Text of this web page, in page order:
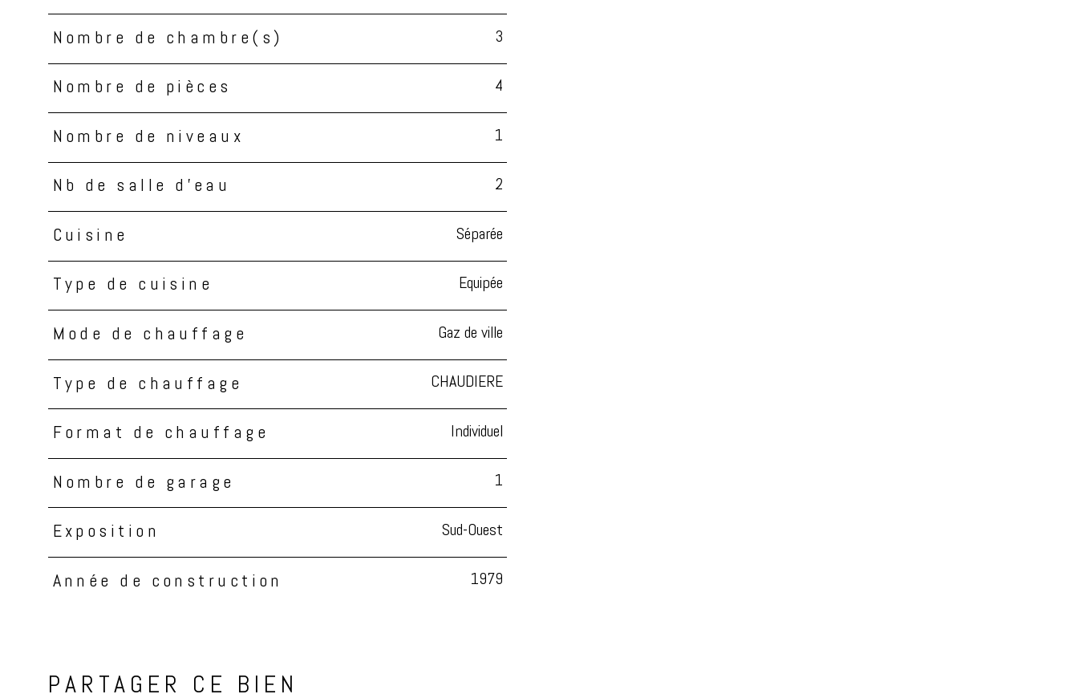
Nombre de chambre(s) 3
Nombre de pièces 4
Nombre de niveaux 1
Nb de salle d'eau 2
Cuisine Séparée
Type de cuisine Equipée
Mode de chauffage Gaz de ville
Type de chauffage CHAUDIERE
Format de chauffage Individuel
Nombre de garage 1
Exposition Sud-Ouest
Année de construction 1979
PARTAGER CE BIEN